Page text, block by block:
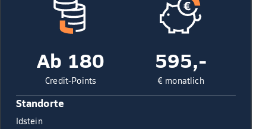
Ab 180
Credit-Points
595,-
€ monatlich
Standorte
Idstein